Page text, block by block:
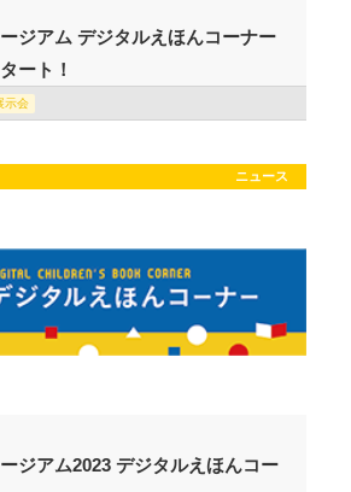
ジアム デジタルえほんコーナー
ート！
示会
ニュース
ジアム2023 デジタルえほんコー